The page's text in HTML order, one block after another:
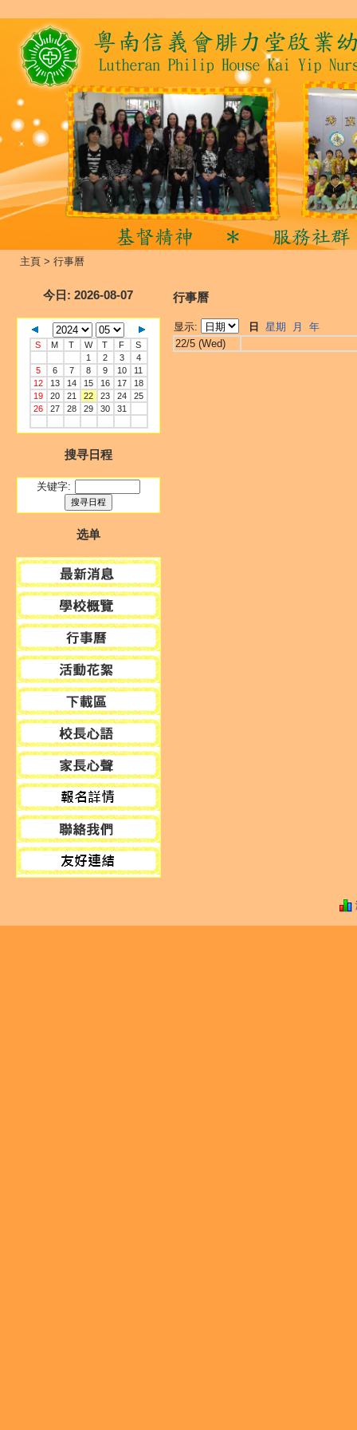
主頁 > 行事曆
今日 : 2026-08-07
S M T W T F
S
1
2 3
4
5
6 7 8 9 10
11
12
13 14 15 16 17
18
19
20 21 22 23 24
25
26
27 28 29 30 31
搜寻日程
关键字:
选单
行事曆
显示: 日 星期 月
年
22/5 (Wed)